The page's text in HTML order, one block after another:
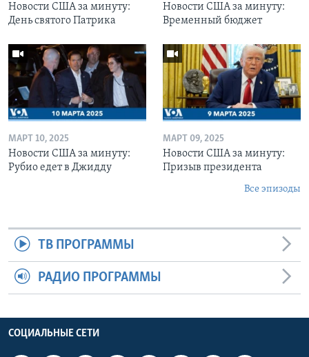
Новости США за минуту:
День святого Патрика
Новости США за минуту:
Временный бюджет
МАРТ 10, 2025
Новости США за минуту:
Рубио едет в Джидду
МАРТ 09, 2025
Новости США за минуту:
Призыв президента
Все эпизоды
ТВ ПРОГРАММЫ
РАДИО ПРОГРАММЫ
СОЦИАЛЬНЫЕ СЕТИ